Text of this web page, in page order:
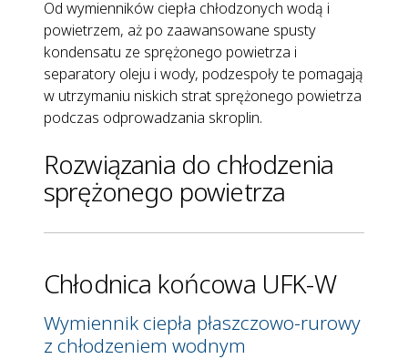
Od wymienników ciepła chłodzonych wodą i
powietrzem, aż po zaawansowane spusty
kondensatu ze sprężonego powietrza i
separatory oleju i wody, podzespoły te pomagają
w utrzymaniu niskich strat sprężonego powietrza
podczas odprowadzania skroplin.
Rozwiązania do chłodzenia
sprężonego powietrza
Chłodnica końcowa UFK-W
Wymiennik ciepła płaszczowo-rurowy
z chłodzeniem wodnym